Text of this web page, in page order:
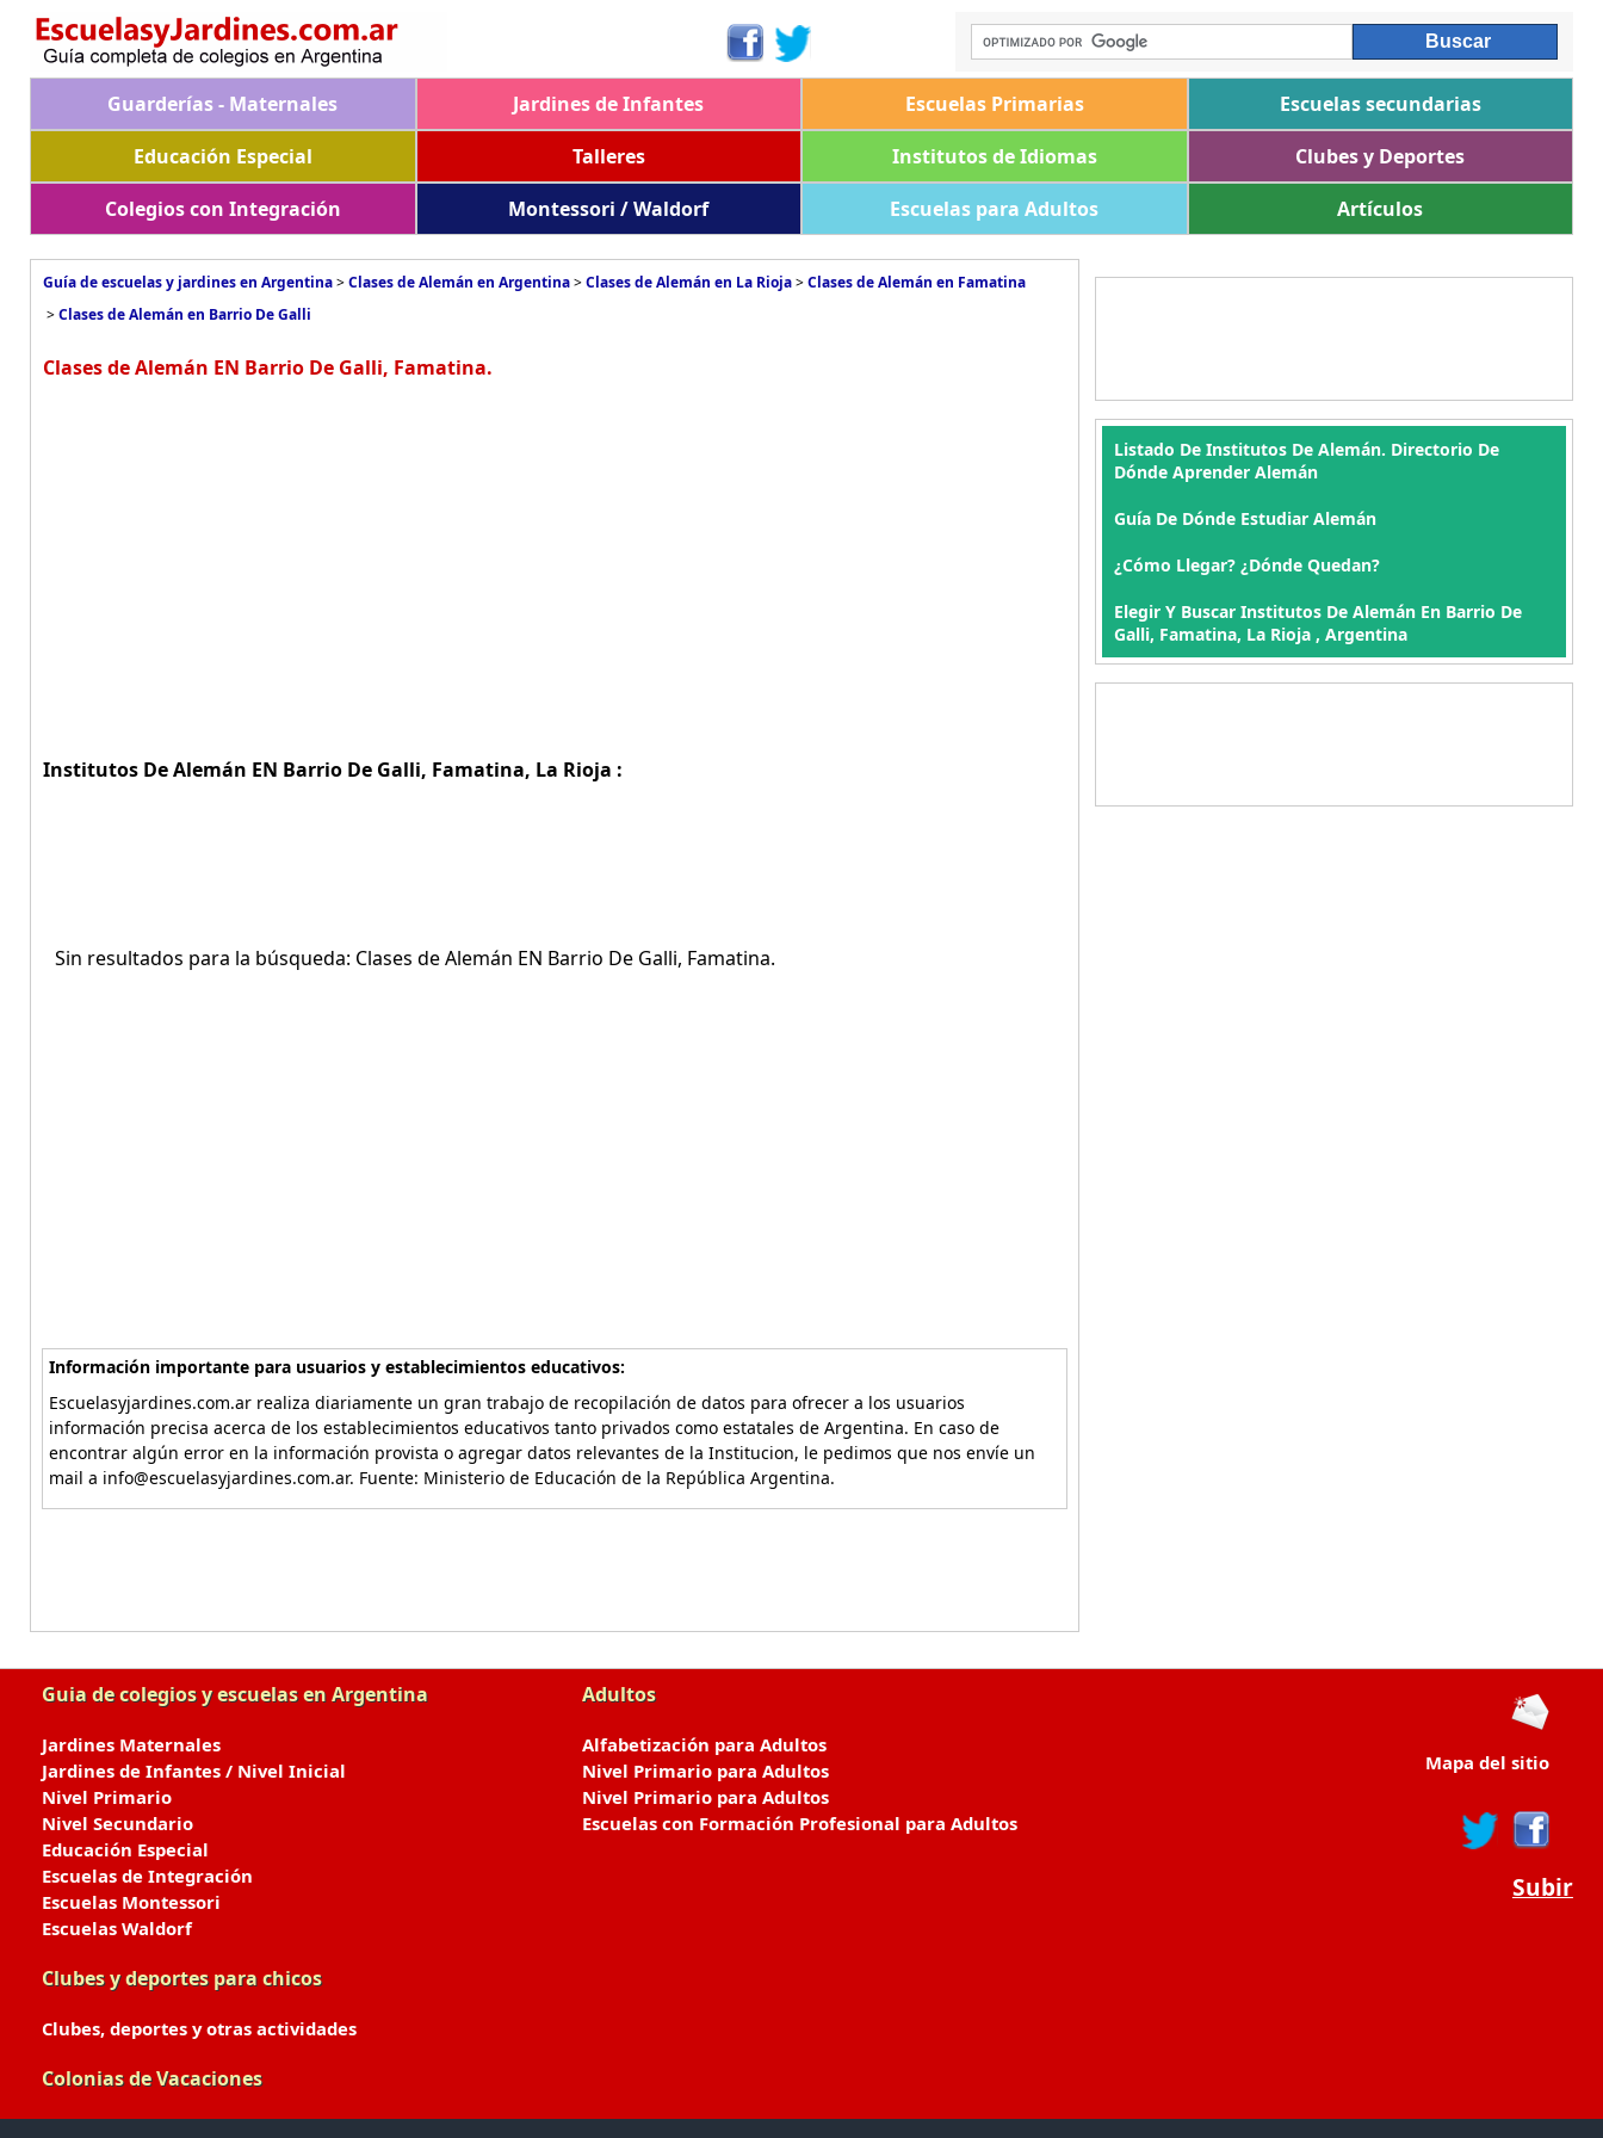
Guarderías - Maternales Jardines de Infantes Escuelas Primarias
Escuelas secundarias
Educación Especial
Talleres Institutos de Idiomas
Clubes y Deportes
Colegios con Integración
Montessori / Waldorf Escuelas para Adultos Artículos
Guía de escuelas y jardines en Argentina>Clases de Alemán en Argentina>Clases de Alemán en La Rioja>Clases de Alemán en Famatina
>Clases de Alemán en Barrio De Galli
Clases de Alemán EN Barrio De Galli, Famatina.
Institutos De Alemán EN Barrio De Galli, Famatina, La Rioja :
Sin resultados para la búsqueda: Clases de Alemán EN Barrio De Galli, Famatina.
Información importante para usuarios y establecimientos educativos:
Escuelasyjardines.com.ar realiza diariamente un gran trabajo de recopilación de datos para ofrecer a los usuarios
información precisa acerca de los establecimientos educativos tanto privados como estatales de Argentina. En caso de
encontrar algún error en la información provista o agregar datos relevantes de la Institucion, le pedimos que nos envíe un
mail a info@escuelasyjardines.com.ar. Fuente: Ministerio de Educación de la República Argentina.
Listado De Institutos De Alemán. Directorio De
Dónde Aprender Alemán
Guía De Dónde Estudiar Alemán
¿Cómo Llegar? ¿Dónde Quedan?
Elegir Y Buscar Institutos De Alemán En Barrio De
Galli, Famatina, La Rioja , Argentina
Guia de colegios y escuelas en Argentina
Jardines Maternales
Jardines de Infantes / Nivel Inicial
Nivel Primario
Nivel Secundario
Educación Especial
Escuelas de Integración
Escuelas Montessori
Escuelas Waldorf
Clubes y deportes para chicos
Clubes, deportes y otras actividades
Colonias de Vacaciones
Adultos
Alfabetización para Adultos
Nivel Primario para Adultos
Nivel Primario para Adultos
Escuelas con Formación Profesional para Adultos
Mapa del sitio
Subir